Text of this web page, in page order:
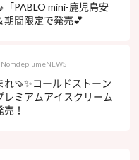
「PABLO mini-鹿児島安
期間限定で発売💕
NomdeplumeNEWS
れ🍠✨コールドストーン
レミアムアイスクリーム
売！